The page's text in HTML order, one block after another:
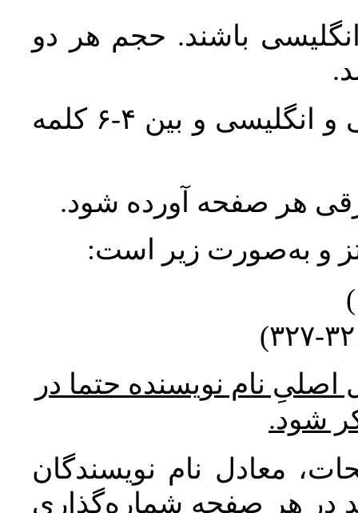
باشند. حجم هر دو
واژگان کلیدی بلافاصله پس از چکیده فارسی و انگلیسی و بین ۴-۶ کلمه
هر صفحه آورده شود.
و به‌صورت زیر است:
نام نویسنده حتما در
شود.
معادل نام نویسندگان
در هر صفحه شماره‌گذاری